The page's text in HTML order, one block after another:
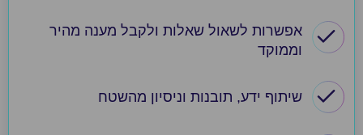
אפשרות לשאול שאלות ולקבל מענה מהיר
וממוקד
שיתוף ידע, תובנות וניסיון מהשטח